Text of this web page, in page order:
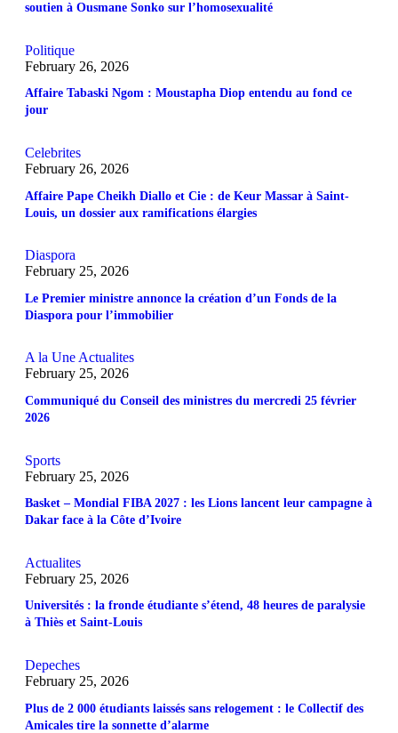
soutien à Ousmane Sonko sur l’homosexualité
Politique
February 26, 2026
Affaire Tabaski Ngom : Moustapha Diop entendu au fond ce
jour
Celebrites
February 26, 2026
Affaire Pape Cheikh Diallo et Cie : de Keur Massar à Saint-
Louis, un dossier aux ramifications élargies
Diaspora
February 25, 2026
Le Premier ministre annonce la création d’un Fonds de la
Diaspora pour l’immobilier
A la Une Actualites
February 25, 2026
Communiqué du Conseil des ministres du mercredi 25 février
2026
Sports
February 25, 2026
Basket – Mondial FIBA 2027 : les Lions lancent leur campagne à
Dakar face à la Côte d’Ivoire
Actualites
February 25, 2026
Universités : la fronde étudiante s’étend, 48 heures de paralysie
à Thiès et Saint-Louis
Depeches
February 25, 2026
Plus de 2 000 étudiants laissés sans relogement : le Collectif des
Amicales tire la sonnette d’alarme